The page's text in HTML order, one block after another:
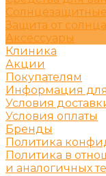
Защита от солнца
Аксессуары
Клиника
Акции
Покупателям
Информация
Условия
Условия оплаты
Бренды
Политика
Политика в
и аналогичных